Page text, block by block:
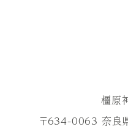
橿原
〒634-0063 奈良